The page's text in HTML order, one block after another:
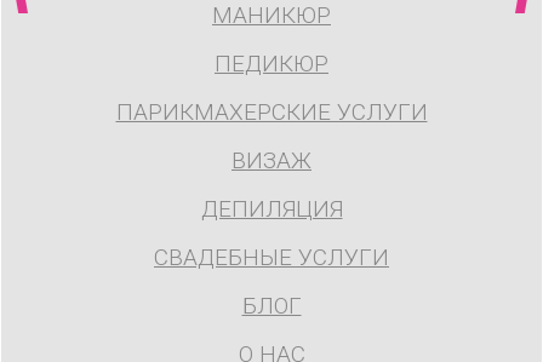
МАНИКЮР
ПЕДИКЮР
ПАРИКМАХЕРСКИЕ УСЛУГИ
ВИЗАЖ
ДЕПИЛЯЦИЯ
СВАДЕБНЫЕ УСЛУГИ
БЛОГ
О НАС